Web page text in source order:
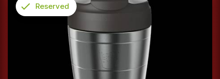
check
Reserved